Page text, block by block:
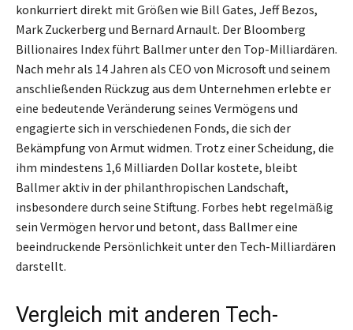
konkurriert direkt mit Größen wie Bill Gates, Jeff Bezos,
Mark Zuckerberg und Bernard Arnault. Der Bloomberg
Billionaires Index führt Ballmer unter den Top-Milliardären.
Nach mehr als 14 Jahren als CEO von Microsoft und seinem
anschließenden Rückzug aus dem Unternehmen erlebte er
eine bedeutende Veränderung seines Vermögens und
engagierte sich in verschiedenen Fonds, die sich der
Bekämpfung von Armut widmen. Trotz einer Scheidung, die
ihm mindestens 1,6 Milliarden Dollar kostete, bleibt
Ballmer aktiv in der philanthropischen Landschaft,
insbesondere durch seine Stiftung. Forbes hebt regelmäßig
sein Vermögen hervor und betont, dass Ballmer eine
beeindruckende Persönlichkeit unter den Tech-Milliardären
darstellt.
Vergleich mit anderen Tech-